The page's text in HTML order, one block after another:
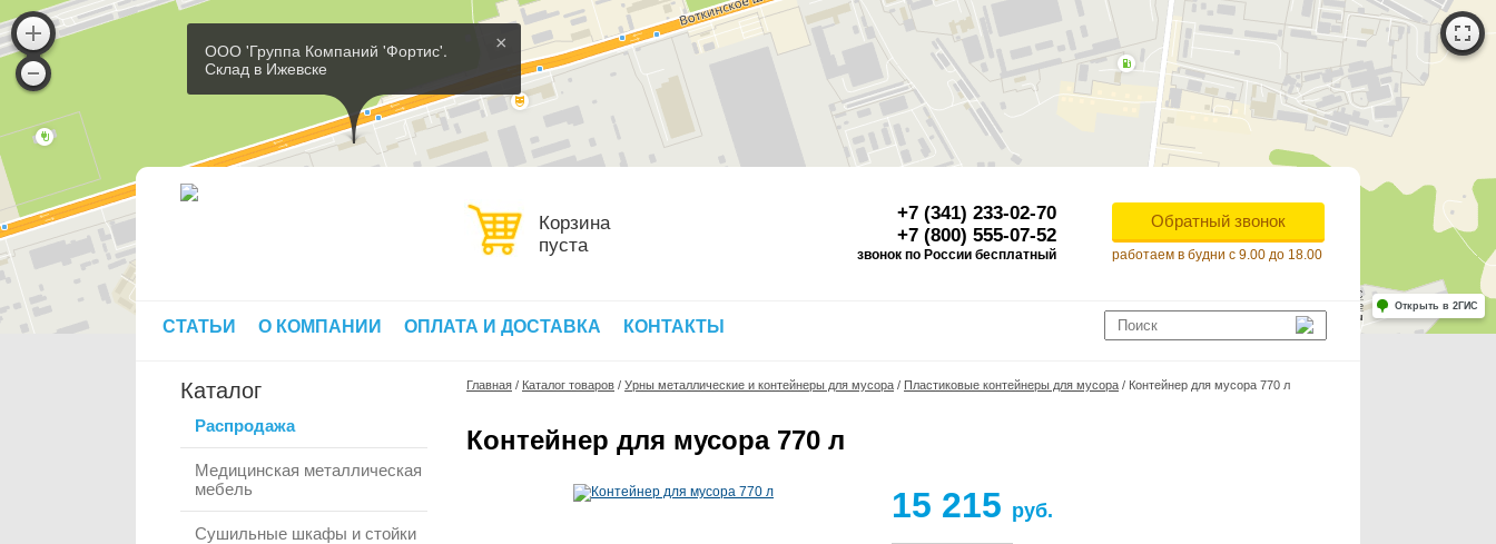
×
ООО 'Группа Компаний 'Фортис'.
Склад в Ижевске
Работает на API 2ГИС
Лицензионное соглашение
Для корректной работы Raster JS API нужен ключ. Помощь: api@2gis.ru
Открыть в 2ГИС
Корзина
пуста
+7 (341) 233-02-70
+7 (800) 555-07-52
звонок по России бесплатный
Обратный звонок
работаем в будни с 9.00 до 18.00
СТАТЬИ О КОМПАНИИ ОПЛАТА И ДОСТАВКА КОНТАКТЫ
Каталог
Распродажа
Медицинская металлическая
мебель
Сушильные шкафы и стойки
Главная / Каталог товаров / Урны металлические и контейнеры для мусора / Пластиковые контейнеры для мусора / Контейнер для мусора 770 л
Контейнер для мусора 770 л
15 215 руб.